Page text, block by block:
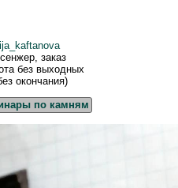
заказ
без выходных
окончания)
по камням